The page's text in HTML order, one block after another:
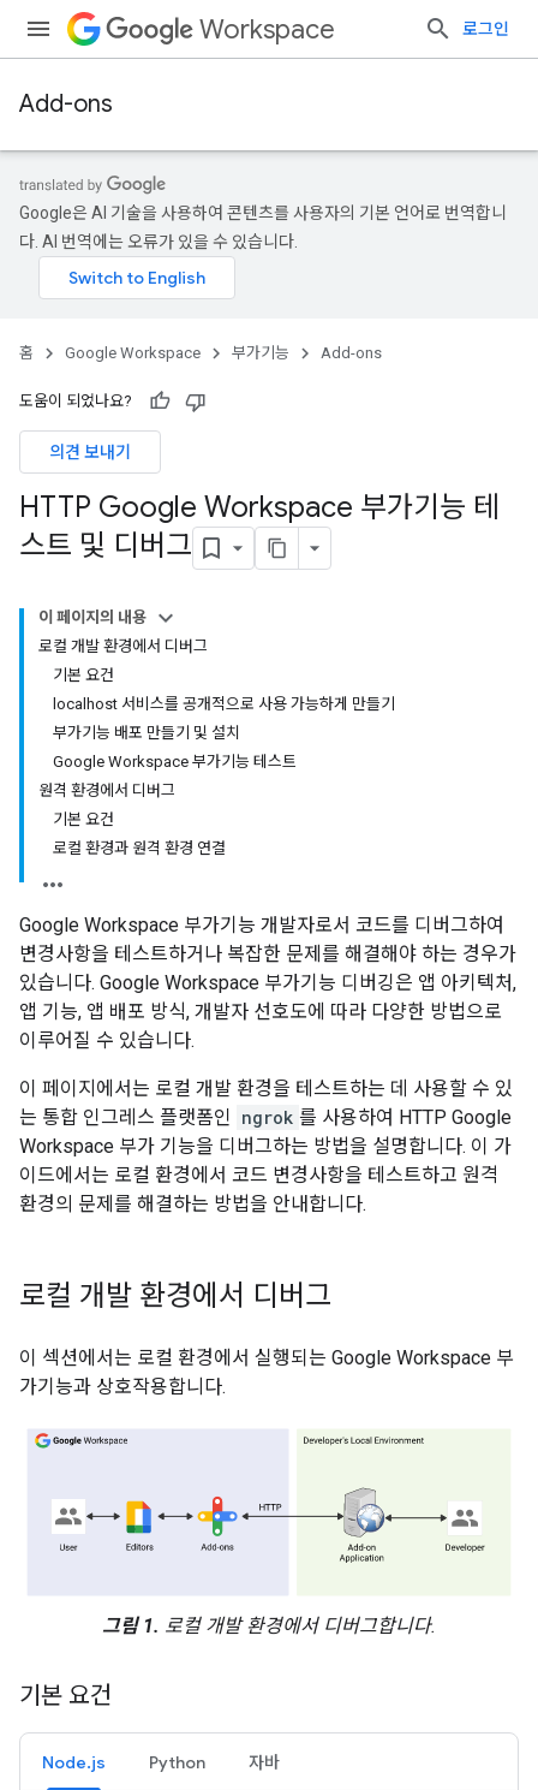
Workspace 로그인
Add-ons
Google은 AI 기술을 사용하여 콘텐츠를 사용자의 기본 언어로 번역합니
다. AI 번역에는 오류가 있을 수 있습니다.
홈 Google Workspace 부가기능 Add-ons
도움이 되었나요?
의견 보내기
HTTP Google Workspace 부가기능 테
스트 및 디버그
이 페이지의 내용
로컬 개발 환경에서 디버그
기본 요건
localhost 서비스를 공개적으로 사용 가능하게 만들기
부가기능 배포 만들기 및 설치
Google Workspace 부가기능 테스트
원격 환경에서 디버그
기본 요건
로컬 환경과 원격 환경 연결
Google Workspace 부가기능 개발자로서 코드를 디버그하여
변경사항을 테스트하거나 복잡한 문제를 해결해야 하는 경우가
있습니다. Google Workspace 부가기능 디버깅은 앱 아키텍처,
앱 기능, 앱 배포 방식, 개발자 선호도에 따라 다양한 방법으로
이루어질 수 있습니다.
이 페이지에서는 로컬 개발 환경을 테스트하는 데 사용할 수 있
는 통합 인그레스 플랫폼인 ngrok 를 사용하여 HTTP Google
Workspace 부가 기능을 디버그하는 방법을 설명합니다. 이 가
이드에서는 로컬 환경에서 코드 변경사항을 테스트하고 원격
환경의 문제를 해결하는 방법을 안내합니다.
로컬 개발 환경에서 디버그
이 섹션에서는 로컬 환경에서 실행되는 Google Workspace 부
가기능과 상호작용합니다.
그림 1. 로컬 개발 환경에서 디버그합니다.
기본 요건
Node.js Python 자바